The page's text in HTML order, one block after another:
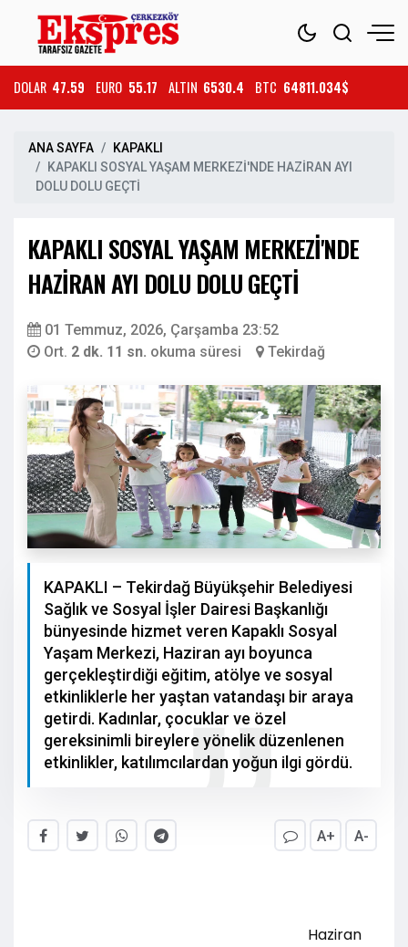
DOLAR 47.59 EURO 55.17 ALTIN 6530.4 BTC 64811.034$
ANA SAYFA
KAPAKLI
KAPAKLI SOSYAL YAŞAM MERKEZİ'NDE HAZİRAN AYI
DOLU DOLU GEÇTİ
KAPAKLI SOSYAL YAŞAM MERKEZİ'NDE
HAZİRAN AYI DOLU DOLU GEÇTİ
01 Temmuz, 2026, Çarşamba 23:52
Ort. 2 dk. 11 sn. okuma süresi Tekirdağ
KAPAKLI – Tekirdağ Büyükşehir Belediyesi
Sağlık ve Sosyal İşler Dairesi Başkanlığı
bünyesinde hizmet veren Kapaklı Sosyal
Yaşam Merkezi, Haziran ayı boyunca
gerçekleştirdiği eğitim, atölye ve sosyal
etkinliklerle her yaştan vatandaşı bir araya
getirdi. Kadınlar, çocuklar ve özel
gereksinimli bireylere yönelik düzenlenen
etkinlikler, katılımcılardan yoğun ilgi gördü.
A+ A-
Haziran